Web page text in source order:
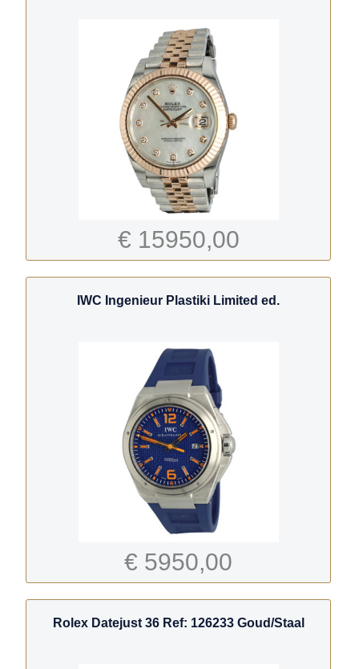
€ 15950,00
IWC Ingenieur Plastiki Limited ed.
€ 5950,00
Rolex Datejust 36 Ref: 126233 Goud/Staal